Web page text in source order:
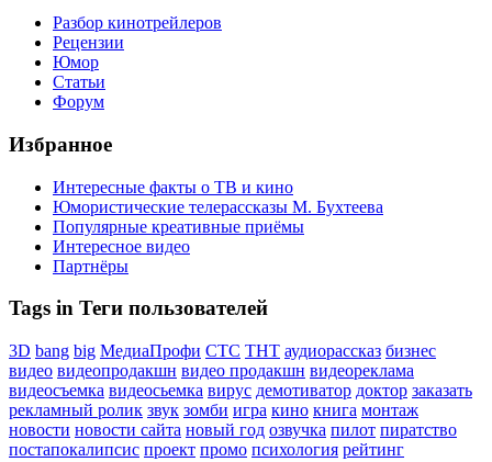
Разбор кинотрейлеров
Рецензии
Юмор
Статьи
Форум
Избранное
Интересные факты о ТВ и кино
Юмористические телерассказы М. Бухтеева
Популярные креативные приёмы
Интересное видео
Партнёры
Tags in Теги пользователей
3D bang big МедиаПрофи СТС ТНТ аудиорассказ бизнес
видео видеопродакшн видео продакшн видеореклама
видеосъемка видеосьемка вирус демотиватор доктор заказать
рекламный ролик звук зомби игра кино книга монтаж
новости новости сайта новый год озвучка пилот пиратство
постапокалипсис проект промо психология рейтинг